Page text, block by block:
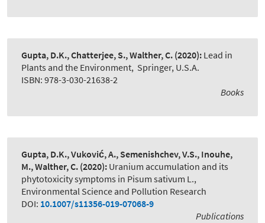
Gupta, D.K., Chatterjee, S., Walther, C. (2020): Lead in
Plants and the Environment, Springer, U.S.A.
ISBN: 978-3-030-21638-2
Books
Gupta, D.K., Vuković, A., Semenishchev, V.S., Inouhe,
M., Walther, C. (2020): Uranium accumulation and its
phytotoxicity symptoms in Pisum sativum L.,
Environmental Science and Pollution Research
DOI: 10.1007/s11356-019-07068-9
Publications